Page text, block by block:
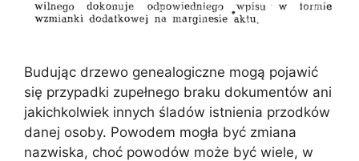
Budując drzewo genealogiczne mogą pojawić
się przypadki zupełnego braku dokumentów ani
jakichkolwiek innych śladów istnienia przodków
danej osoby. Powodem mogła być zmiana
nazwiska, choć powodów może być wiele, w